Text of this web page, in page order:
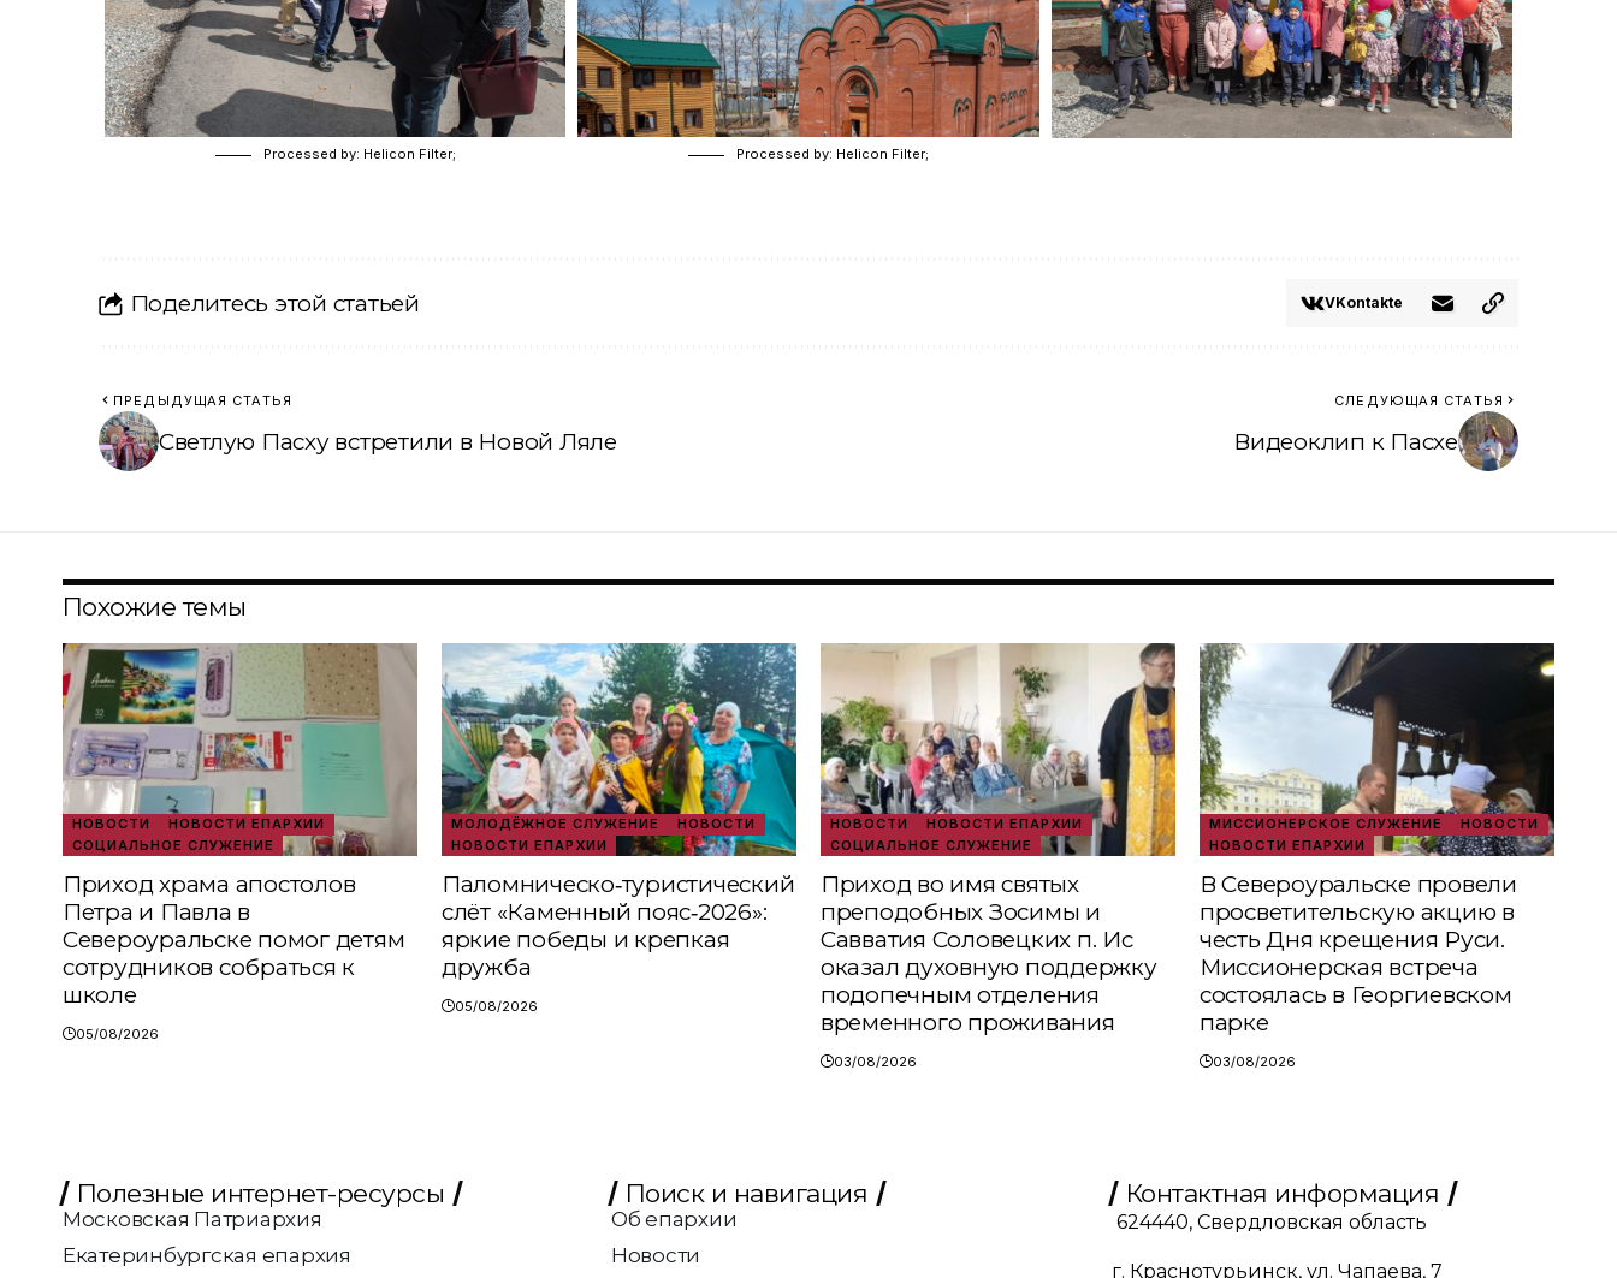
Processed by: Helicon Filter; Processed by: Helicon Filter;
Поделитесь этой статьей VKontakte
ПРЕДЫДУЩАЯ СТАТЬЯ
Светлую Пасху встретили в Новой Ляле
СЛЕДУЮЩАЯ СТАТЬЯ
Видеоклип к Пасхе
Похожие темы
НОВОСТИ
НОВОСТИ ЕПАРХИИ
СОЦИАЛЬНОЕ СЛУЖЕНИЕ
Приход храма апостолов
Петра и Павла в
Североуральске помог детям
сотрудников собраться к
школе
05/08/2026
МОЛОДЁЖНОЕ СЛУЖЕНИЕ
НОВОСТИ
НОВОСТИ ЕПАРХИИ
Паломническо‑туристический
слёт «Каменный пояс‑2026»:
яркие победы и крепкая
дружба
05/08/2026
НОВОСТИ
НОВОСТИ ЕПАРХИИ
СОЦИАЛЬНОЕ СЛУЖЕНИЕ
Приход во имя святых
преподобных Зосимы и
Савватия Соловецких п. Ис
оказал духовную поддержку
подопечным отделения
временного проживания
03/08/2026
МИССИОНЕРСКОЕ СЛУЖЕНИЕ
НОВОСТИ
НОВОСТИ ЕПАРХИИ
В Североуральске провели
просветительскую акцию в
честь Дня крещения Руси.
Миссионерская встреча
состоялась в Георгиевском
парке
03/08/2026
Полезные интернет-ресурсы
Московская Патриархия
Екатеринбургская епархия
Поиск и навигация
Об епархии
Новости
Контактная информация
624440, Свердловская область
г. Краснотурьинск, ул. Чапаева, 7